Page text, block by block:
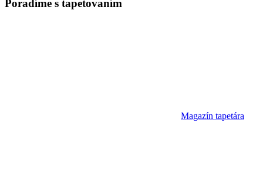
Poradíme s tapetovaním
Magazín tapetára